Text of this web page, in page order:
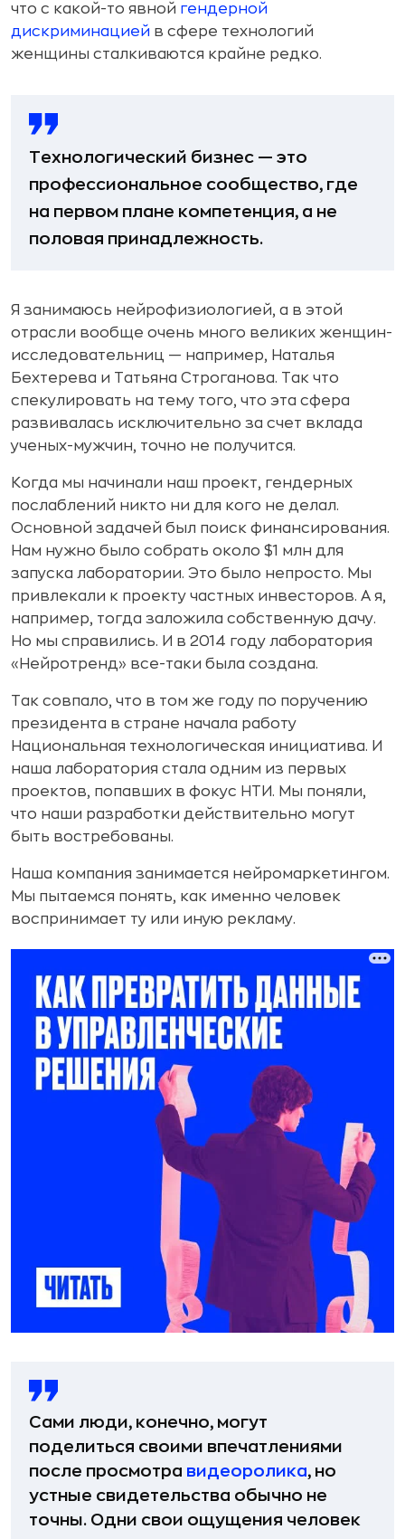
что с какой-то явной гендерной
дискриминацией в сфере технологий
женщины сталкиваются крайне редко.
Технологический бизнес — это
профессиональное сообщество, где
на первом плане компетенция, а не
половая принадлежность.
Я занимаюсь нейрофизиологией, а в этой
отрасли вообще очень много великих женщин-
исследовательниц — например, Наталья
Бехтерева и Татьяна Строганова. Так что
спекулировать на тему того, что эта сфера
развивалась исключительно за счет вклада
ученых-мужчин, точно не получится.
Когда мы начинали наш проект, гендерных
послаблений никто ни для кого не делал.
Основной задачей был поиск финансирования.
Нам нужно было собрать около $1 млн для
запуска лаборатории. Это было непросто. Мы
привлекали к проекту частных инвесторов. А я,
например, тогда заложила собственную дачу.
Но мы справились. И в 2014 году лаборатория
«Нейротренд» все-таки была создана.
Так совпало, что в том же году по поручению
президента в стране начала работу
Национальная технологическая инициатива. И
наша лаборатория стала одним из первых
проектов, попавших в фокус НТИ. Мы поняли,
что наши разработки действительно могут
быть востребованы.
Наша компания занимается нейромаркетингом.
Мы пытаемся понять, как именно человек
воспринимает ту или иную рекламу.
Сами люди, конечно, могут
поделиться своими впечатлениями
после просмотра видеоролика, но
устные свидетельства обычно не
точны. Одни свои ощущения человек